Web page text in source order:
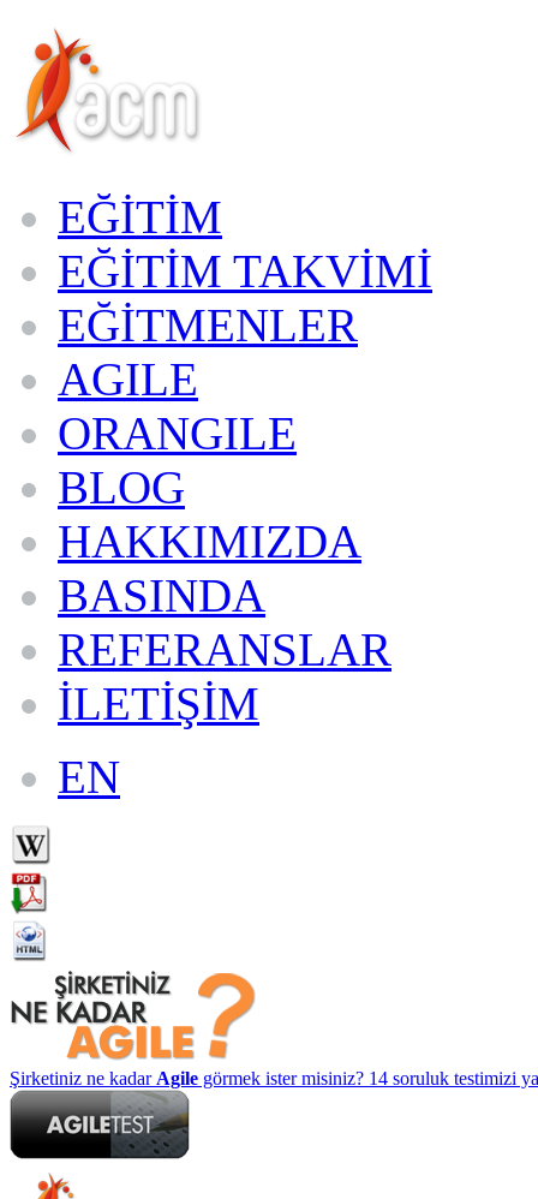
EĞİTİM
EĞİTİM TAKVİMİ
EĞİTMENLER
AGILE
ORANGILE
BLOG
HAKKIMIZDA
BASINDA
REFERANSLAR
İLETİŞİM
EN
Şirketiniz ne kadar Agile görmek ister misiniz? 14 soruluk testimizi